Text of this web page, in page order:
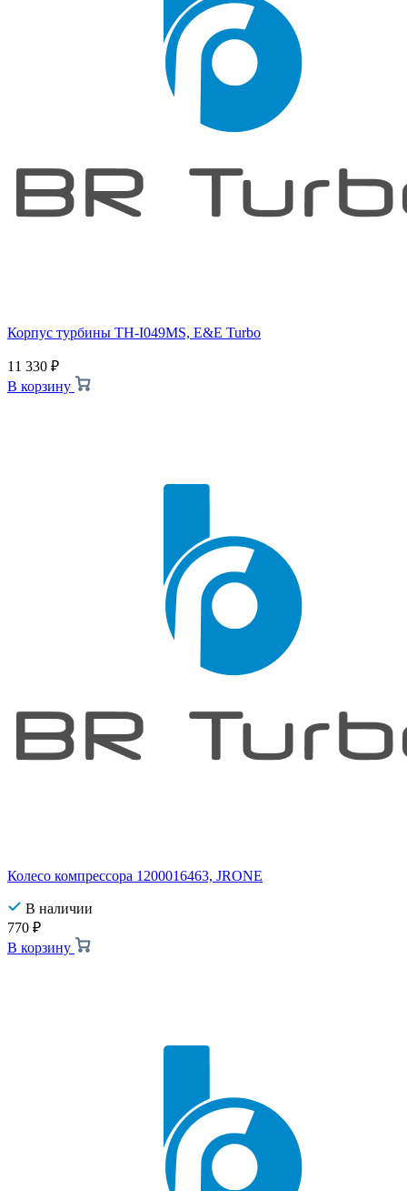
Корпус турбины TH-I049MS, E&E Turbo
11 330 ₽
В корзину
Колесо компрессора 1200016463, JRONE
В наличии
770 ₽
В корзину